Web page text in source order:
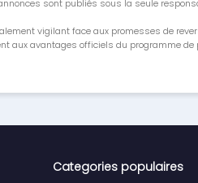
sont publiés sous la seule
vigilant face aux promesses de
aux avantages officiels du programme de
Categories populaires